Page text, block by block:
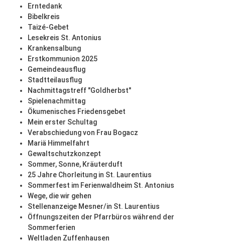
Erntedank
Bibelkreis
Taizé-Gebet
Lesekreis St. Antonius
Krankensalbung
Erstkommunion 2025
Gemeindeausflug
Stadtteilausflug
Nachmittagstreff "Goldherbst"
Spielenachmittag
Ökumenisches Friedensgebet
Mein erster Schultag
Verabschiedung von Frau Bogacz
Mariä Himmelfahrt
Gewaltschutzkonzept
Sommer, Sonne, Kräuterduft
25 Jahre Chorleitung in St. Laurentius
Sommerfest im Ferienwaldheim St. Antonius
Wege, die wir gehen
Stellenanzeige Mesner/in St. Laurentius
Öffnungszeiten der Pfarrbüros während der
Sommerferien
Weltladen Zuffenhausen